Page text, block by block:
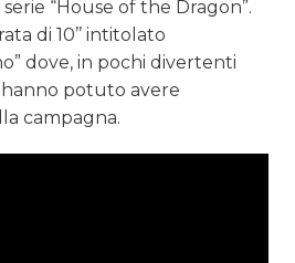
“House of the Dragon”.
di 10’’ intitolato
dove, in pochi divertenti
potuto avere
campagna.